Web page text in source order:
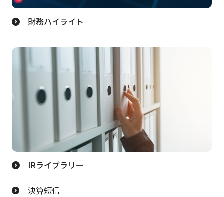
財務ハイライト
IRライブラリー
決算短信